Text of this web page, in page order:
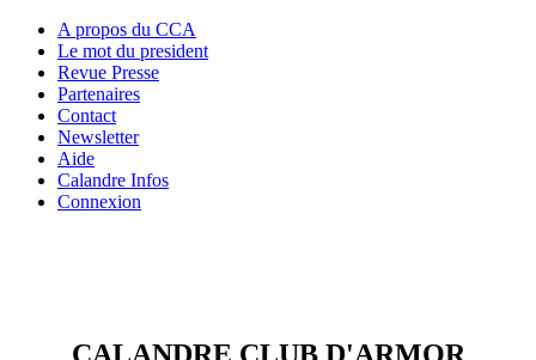
A propos du CCA
Le mot du president
Revue Presse
Partenaires
Contact
Newsletter
Aide
Calandre Infos
Connexion